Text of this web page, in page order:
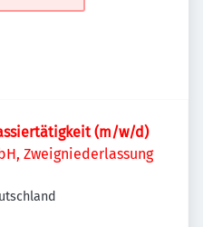
(m/w/d)
Zweigniederlassung